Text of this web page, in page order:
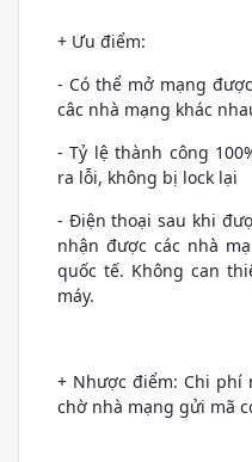
+ Ưu điểm:
- Có thể mở mạng
câc nhà mạng khác
- Tỷ lệ thành công
ra lỗi, không bị lock lại
- Điện thoại sau khi
nhận được các nhà
quốc tế. Không can
máy.
+ Nhược điểm: Chi phí
chờ nhà mạng gửi mã